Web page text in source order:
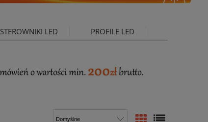
STEROWNIKI LED PROFILE LED